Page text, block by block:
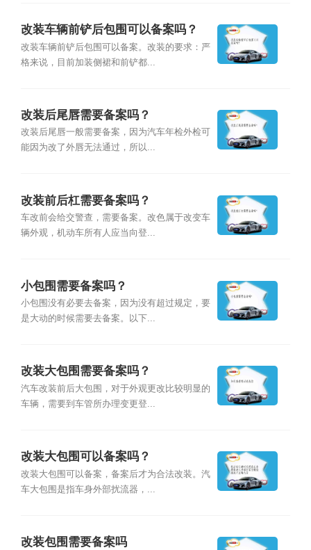
改装车辆前铲后包围可以备案吗？
改装车辆前铲后包围可以备案。改装的要求：严
格来说，目前加装侧裙和前铲都...
改装后尾唇需要备案吗？
改装后尾唇一般需要备案，因为汽车年检外检可
能因为改了外唇无法通过，所以...
改装前后杠需要备案吗？
车改前会给交警查，需要备案。改色属于改变车
辆外观，机动车所有人应当向登...
小包围需要备案吗？
小包围没有必要去备案，因为没有超过规定，要
是大动的时候需要去备案。以下...
改装大包围需要备案吗？
汽车改装前后大包围，对于外观更改比较明显的
车辆，需要到车管所办理变更登...
改装大包围可以备案吗？
改装大包围可以备案，备案后才为合法改装。汽
车大包围是指车身外部扰流器，...
改装包围需要备案吗